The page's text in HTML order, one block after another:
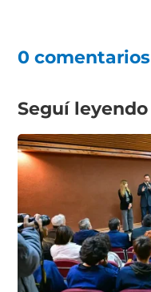
0 comentarios
Seguí leyendo